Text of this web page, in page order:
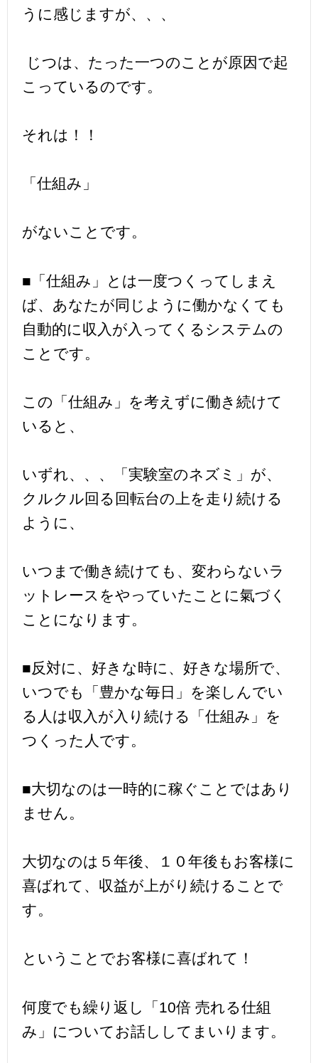
うに感じますが、、、
じつは、たった一つのことが原因で起
こっているのです。
それは！！
「仕組み」
がないことです。
■「仕組み」とは一度つくってしまえ
ば、あなたが同じように働かなくても
自動的に収入が入ってくるシステムの
ことです。
この「仕組み」を考えずに働き続けて
いると、
いずれ、、、「実験室のネズミ」が、
クルクル回る回転台の上を走り続ける
ように、
いつまで働き続けても、変わらないラ
ットレースをやっていたことに氣づく
ことになります。
■反対に、好きな時に、好きな場所で、
いつでも「豊かな毎日」を楽しんでい
る人は収入が入り続ける「仕組み」を
つくった人です。
■大切なのは一時的に稼ぐことではあり
ません。
大切なのは５年後、１０年後もお客様に
喜ばれて、収益が上がり続けることで
す。
ということでお客様に喜ばれて！
何度でも繰り返し「10倍 売れる仕組
み」についてお話ししてまいります。